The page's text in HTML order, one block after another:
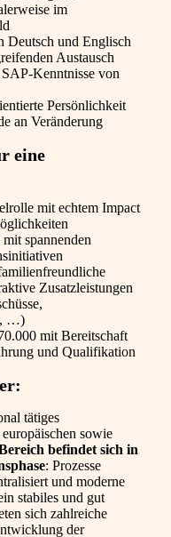
im
Deutsch und Englisch
Austausch
Kenntnisse von
Persönlichkeit
an Veränderung
eine
mit echtem Impact
spannenden
Zusatzleistungen
…)
mit Bereitschaft
und Qualifikation
tätiges
sowie
befindet sich in
: Prozesse
und moderne
stabiles und gut
sich zahlreiche
der